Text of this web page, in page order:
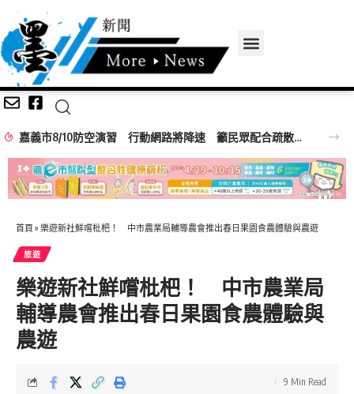
嘉義市8/10防空演習 行動網路將降速 籲民眾配合疏散避難
首頁 » 樂遊新社鮮嚐枇杷！ 中市農業局輔導農會推出春日果園食農體驗與農遊
旅遊
樂遊新社鮮嚐枇杷！ 中市農業局
輔導農會推出春日果園食農體驗與
農遊
9 Min Read